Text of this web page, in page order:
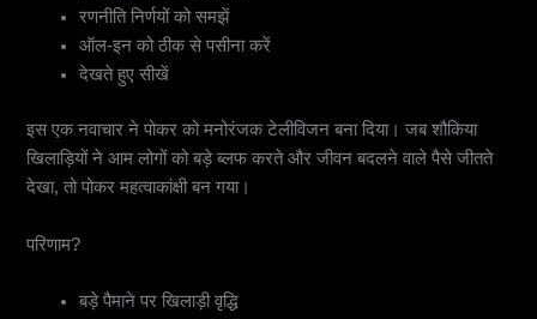
रणनीति निर्णयों को समझें
ऑल-इन को ठीक से पसीना करें
देखते हुए सीखें
इस एक नवाचार ने पोकर को मनोरंजक टेलीविजन बना दिया। जब शौकिया
खिलाड़ियों ने आम लोगों को बड़े ब्लफ करते और जीवन बदलने वाले पैसे जीतते
देखा, तो पोकर महत्वाकांक्षी बन गया।
परिणाम?
बड़े पैमाने पर खिलाड़ी वृद्धि